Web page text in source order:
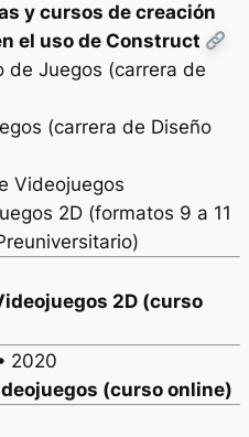
y cursos de creación
el uso de Construct
de Juegos (carrera de
(carrera de Diseño
Videojuegos
2D (formatos 9 a 11
2D (curso
2020
(curso online)